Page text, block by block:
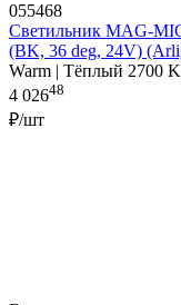
055468
Светильник MAG-
(BK, 36 deg, 24V)
Warm | Тёплый 2700 K
4 02648
₽/шт